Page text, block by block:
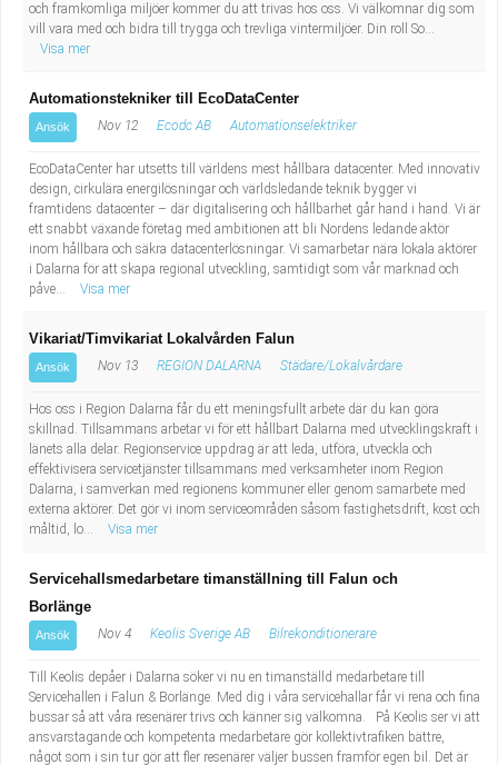
och framkomliga miljöer kommer du att trivas hos oss. Vi välkomnar dig som
vill vara med och bidra till trygga och trevliga vintermiljöer. Din roll So...
Visa mer
Automationstekniker till EcoDataCenter
Ansök Nov 12 Ecodc AB Automationselektriker
EcoDataCenter har utsetts till världens mest hållbara datacenter. Med innovativ
design, cirkulära energilösningar och världsledande teknik bygger vi
framtidens datacenter – där digitalisering och hållbarhet går hand i hand. Vi är
ett snabbt växande företag med ambitionen att bli Nordens ledande aktör
inom hållbara och säkra datacenterlösningar. Vi samarbetar nära lokala aktörer
i Dalarna för att skapa regional utveckling, samtidigt som vår marknad och
påve...
Visa mer
Vikariat/Timvikariat Lokalvården Falun
Ansök Nov 13 REGION DALARNA Städare/Lokalvårdare
Hos oss i Region Dalarna får du ett meningsfullt arbete där du kan göra
skillnad. Tillsammans arbetar vi för ett hållbart Dalarna med utvecklingskraft i
länets alla delar. Regionservice uppdrag är att leda, utföra, utveckla och
effektivisera servicetjänster tillsammans med verksamheter inom Region
Dalarna, i samverkan med regionens kommuner eller genom samarbete med
externa aktörer. Det gör vi inom serviceområden såsom fastighetsdrift, kost och
måltid, lo...
Visa mer
Servicehallsmedarbetare timanställning till Falun och
Borlänge
Ansök Nov 4 Keolis Sverige AB Bilrekonditionerare
Till Keolis depåer i Dalarna söker vi nu en timanställd medarbetare till
Servicehallen i Falun & Borlänge. Med dig i våra servicehallar får vi rena och fina
bussar så att våra resenärer trivs och känner sig välkomna. På Keolis ser vi att
ansvarstagande och kompetenta medarbetare gör kollektivtrafiken bättre,
något som i sin tur gör att fler resenärer väljer bussen framför egen bil. Det är